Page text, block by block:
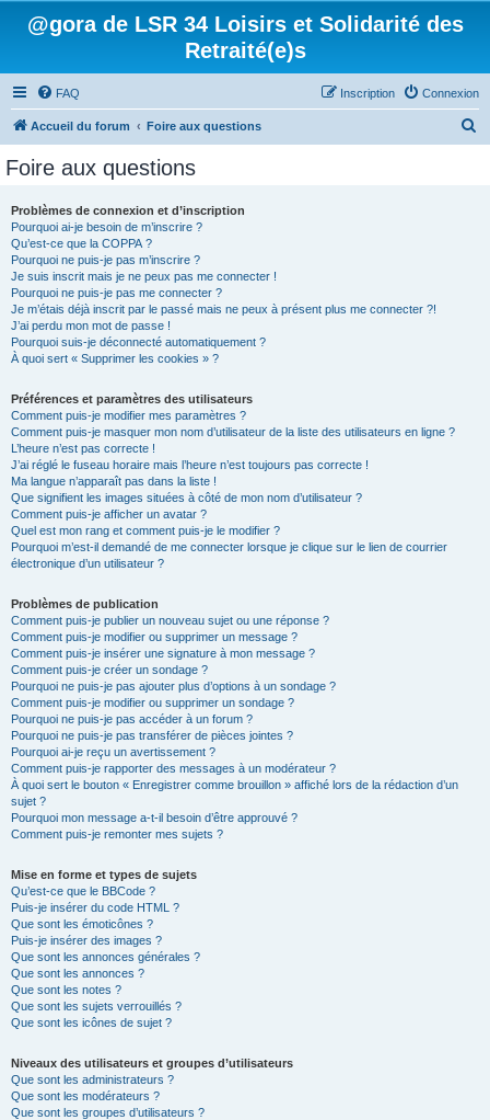
@gora de LSR 34 Loisirs et Solidarité des
Retraité(e)s
FAQ Connexion
Inscription
Accueil du forum Foire aux questions
Foire aux questions
Problèmes de connexion et d’inscription
Pourquoi ai-je besoin de m’inscrire ?
Qu’est-ce que la COPPA ?
Pourquoi ne puis-je pas m’inscrire ?
Je suis inscrit mais je ne peux pas me connecter !
Pourquoi ne puis-je pas me connecter ?
Je m’étais déjà inscrit par le passé mais ne peux à présent plus me connecter ?!
J’ai perdu mon mot de passe !
Pourquoi suis-je déconnecté automatiquement ?
À quoi sert « Supprimer les cookies » ?
Préférences et paramètres des utilisateurs
Comment puis-je modifier mes paramètres ?
Comment puis-je masquer mon nom d’utilisateur de la liste des utilisateurs en ligne ?
L’heure n’est pas correcte !
J’ai réglé le fuseau horaire mais l’heure n’est toujours pas correcte !
Ma langue n’apparaît pas dans la liste !
Que signifient les images situées à côté de mon nom d’utilisateur ?
Comment puis-je afficher un avatar ?
Quel est mon rang et comment puis-je le modifier ?
Pourquoi m’est-il demandé de me connecter lorsque je clique sur le lien de courrier
électronique d’un utilisateur ?
Problèmes de publication
Comment puis-je publier un nouveau sujet ou une réponse ?
Comment puis-je modifier ou supprimer un message ?
Comment puis-je insérer une signature à mon message ?
Comment puis-je créer un sondage ?
Pourquoi ne puis-je pas ajouter plus d’options à un sondage ?
Comment puis-je modifier ou supprimer un sondage ?
Pourquoi ne puis-je pas accéder à un forum ?
Pourquoi ne puis-je pas transférer de pièces jointes ?
Pourquoi ai-je reçu un avertissement ?
Comment puis-je rapporter des messages à un modérateur ?
À quoi sert le bouton « Enregistrer comme brouillon » affiché lors de la rédaction d’un
sujet ?
Pourquoi mon message a-t-il besoin d’être approuvé ?
Comment puis-je remonter mes sujets ?
Mise en forme et types de sujets
Qu’est-ce que le BBCode ?
Puis-je insérer du code HTML ?
Que sont les émoticônes ?
Puis-je insérer des images ?
Que sont les annonces générales ?
Que sont les annonces ?
Que sont les notes ?
Que sont les sujets verrouillés ?
Que sont les icônes de sujet ?
Niveaux des utilisateurs et groupes d’utilisateurs
Que sont les administrateurs ?
Que sont les modérateurs ?
Que sont les groupes d’utilisateurs ?